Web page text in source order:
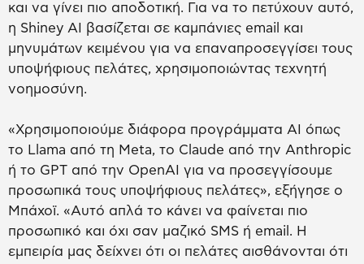
και να γίνει πιο αποδοτική. Για να το πετύχουν αυτό,
η Shiney AI βασίζεται σε καμπάνιες email και
μηνυμάτων κειμένου για να επαναπροσεγγίσει τους
υποψήφιους πελάτες, χρησιμοποιώντας τεχνητή
νοημοσύνη.
«Χρησιμοποιούμε διάφορα προγράμματα AI όπως
το Llama από τη Meta, το Claude από την Anthropic
ή το GPT από την OpenAI για να προσεγγίσουμε
προσωπικά τους υποψήφιους πελάτες», εξήγησε ο
Μπάχοϊ. «Αυτό απλά το κάνει να φαίνεται πιο
προσωπικό και όχι σαν μαζικό SMS ή email. Η
εμπειρία μας δείχνει ότι οι πελάτες αισθάνονται ότι